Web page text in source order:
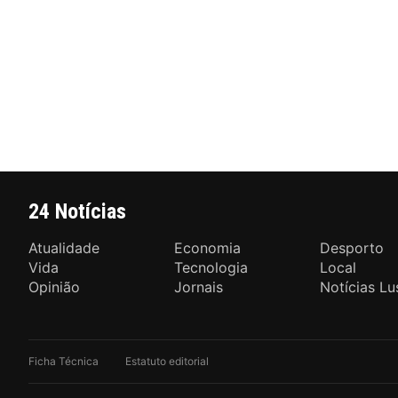
24 Notícias
Atualidade Economia
Desporto
Vida
Tecnologia
Local
Opinião
Jornais Notícias
Ficha Técnica Estatuto editorial